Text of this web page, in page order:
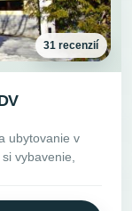
31 recenzií
ubytovanie v
vybavenie,